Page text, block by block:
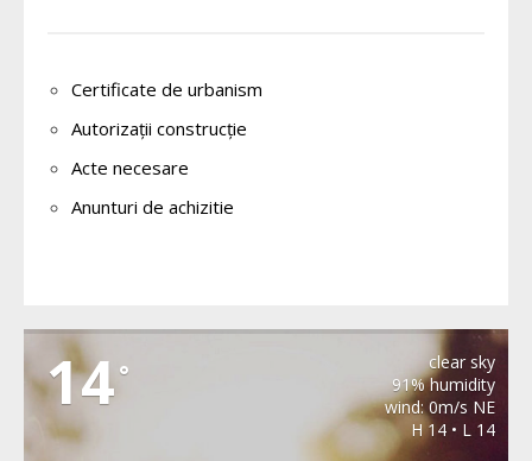
Certificate de urbanism
Autorizații construcție
Acte necesare
Anunturi de achizitie
14°
clear sky
91% humidity
wind: 0m/s NE
H 14 • L 14